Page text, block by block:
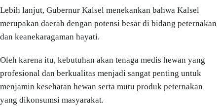
Lebih lanjut, Gubernur Kalsel menekankan bahwa Kalsel
merupakan daerah dengan potensi besar di bidang peternakan
dan keanekaragaman hayati.
Oleh karena itu, kebutuhan akan tenaga medis hewan yang
profesional dan berkualitas menjadi sangat penting untuk
menjamin kesehatan hewan serta mutu produk peternakan
yang dikonsumsi masyarakat.